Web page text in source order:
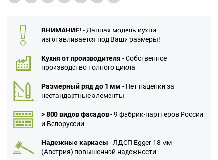
ВНИМАНИЕ! - Данная модель кухни
изготавливается под Ваши размеры!
Кухня от производителя - Собственное
производство полного цикла
Размерный ряд до 1 мм - Нет наценки за
нестандартные элементы
> 800 видов фасадов- 9 фабрик-партнеров России
и Белоруссии
Надежные каркасы - ЛДСП Egger 18 мм
(Австрия) повышенной надежности